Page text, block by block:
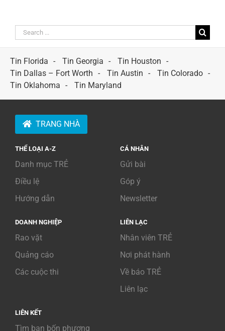
Search
for:
Tin Florida
Tin Georgia
Tin Houston
Tin Dallas – Fort Worth
Tin Austin
Tin Colorado
Tin Oklahoma
Tin Maryland
TRANG NHÀ
THỂ LOẠI A-Z
Danh mục TRẺ
Điều lệ
Hướng dẫn
CÁ NHÂN
Gửi bài
Góp ý
Newsletter
DOANH NGHIỆP
Rao vặt
Quảng cáo
Các cuộc thi
LIÊN LẠC
Nhân viên TRẺ
Nơi phát hành
Về báo TRẺ
Liên lạc
LIÊN KẾT
Tìm bạn bốn phương